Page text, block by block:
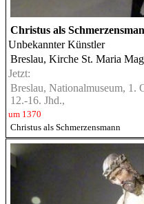
Christus als
Unbekannter Künstler
Breslau, Kirche St. Maria
Jetzt:
Breslau, Nationalmuseum, 1.
12.-16. Jhd.,
um 1370
Christus als Schmerzensmann